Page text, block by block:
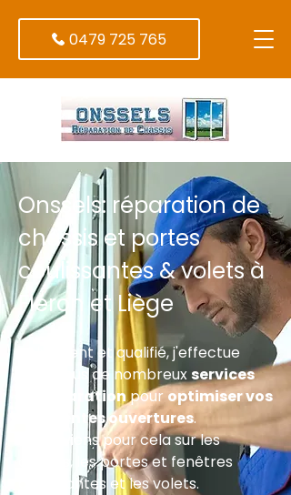
0479 725 765
Onssels: réparation de
châssis et portes
coulissantes & volets à
Fléron et Liège
Polyvalent et qualifié, j'effectue
pour vous de nombreux services
de réparationpour optimiser vos
différentes ouvertures.
J'interviens pour cela sur les
châssis, les portes et fenêtres
coulissantes et les volets.